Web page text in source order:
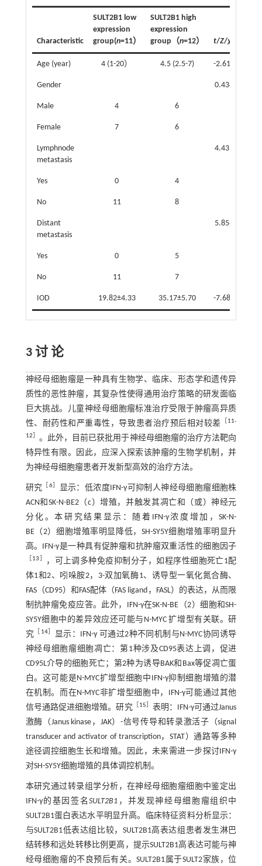
Characteristic
SULT2B1 low
expression
group(n=11）
SULT2B1 high
expression
group（n=12） t/Z/χ
Age (year) 4 (1-20） 4.5 (2.5-7) -2.618
Gender 0.434
Male 4 6
Female 7 6
Lymphnode
metastasis
4.439
Yes 0 4
No 11 8
Distant
metastasis
5.856
Yes 0 5
No 11 7
IOD 19.82±4.33 35.17±5.70 -7.681
3 讨 论
神经母细胞瘤是一种具有生物学、临床、形态学和遗传异
质性的恶性肿瘤，其复杂性使得通用治疗策略的研发面临
巨大挑战。儿童神经母细胞瘤标准治疗受限于肿瘤高异质
性、耐药性和严重毒性，导致患者治疗预后相对较差
11-
12
。此外，目前已获批用于神经母细胞瘤的治疗方法靶向
特异性有限。因此，应深入探索该肿瘤的生物学机制，并
为神经母细胞瘤患者开发新型高效的治疗方法。
研究 6］ 显示：低浓度IFN-γ可抑制人神经母细胞瘤细胞株
ACN和SK-N-BE2（c）增殖，并触发其凋亡和（或）神经元
分化。本研究结果显示：随着IFN-γ浓度增加，SK-N-
BE（2）细胞增殖率明显降低，SH-SY5Y细胞增殖率明显升
高。IFN-γ是一种具有促肿瘤和抗肿瘤双重活性的细胞因子
13
，可上调多种免疫抑制分子，如程序性细胞死亡1配
体1和2、吲哚胺2，3-双加氧酶1、诱导型一氧化氮合酶、
FAS（CD95）和FAS配体（FAS ligand，FASL）的表达，从而限
制抗肿瘤免疫应答。此外，IFN-γ在SK-N-BE（2）细胞和SH-
SY5Y细胞中的差异效应还可能与N-MYC 扩增型有关联。研
究
14］ 显示：IFN-γ 可通过2种不同机制与N-MYC协同诱导
神经母细胞瘤细胞凋亡：第1种涉及CD95表达上调，促进
CD95L介导的细胞死亡；第2种为诱导BAK和Bax等促凋亡蛋
白。这可能是N-MYC扩增型细胞中IFN-γ抑制细胞增殖的潜
在机制。而在N-MYC非扩增型细胞中，IFN-γ可能通过其他
信号通路促进细胞增殖。研究
15
表明：IFN-γ可通过Janus
激酶（Janus kinase，JAK）-信号传导和转录激活子（signal
transducer and activator of transcription，STAT）通路等多种
途径调控细胞生长和增殖。因此，未来需进一步探讨IFN-γ
对SH-SY5Y细胞增殖的具体调控机制。
本研究通过转录组学分析，在神经母细胞瘤细胞中鉴定出
IFN-γ的基因签名SULT2B1 ，并发现神经母细胞瘤组织中
SULT2B1蛋白表达水平明显升高。临床特征资料分析显示：
与SULT2B1低表达组比较，SULT2B1高表达组患者发生淋巴
结转移和远处转移比例更高，提示SULT2B1高表达可能与神
经母细胞瘤的不良预后有关。SULT2B1属于SULT2家族，位